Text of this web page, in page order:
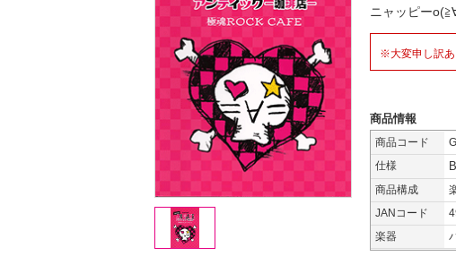
ニャッピー
※大変申し訳あ
商品情報
商品コード
仕様
商品構成
JANコード
楽器